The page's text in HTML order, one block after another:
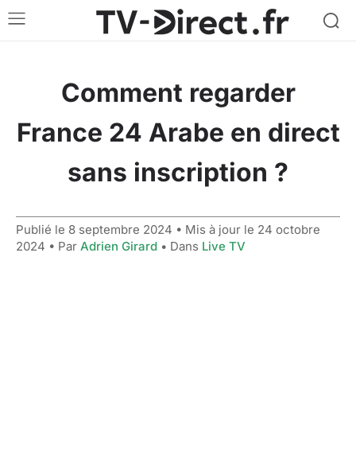
Comment regarder
France 24 Arabe en direct
sans inscription ?
Publié le 8 septembre 2024 • Mis à jour le 24 octobre
2024 • Par Adrien Girard • Dans Live TV